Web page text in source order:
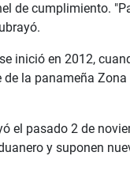
de cumplimiento.
inició en 2012,
la panameña
el pasado 2 de
y suponen